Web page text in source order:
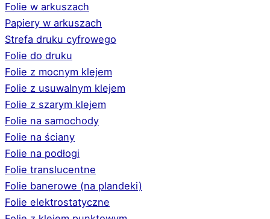
Folie w arkuszach
Papiery w arkuszach
Strefa druku cyfrowego
Folie do druku
Folie z mocnym klejem
Folie z usuwalnym klejem
Folie z szarym klejem
Folie na samochody
Folie na ściany
Folie na podłogi
Folie translucentne
Folie banerowe (na plandeki)
Folie elektrostatyczne